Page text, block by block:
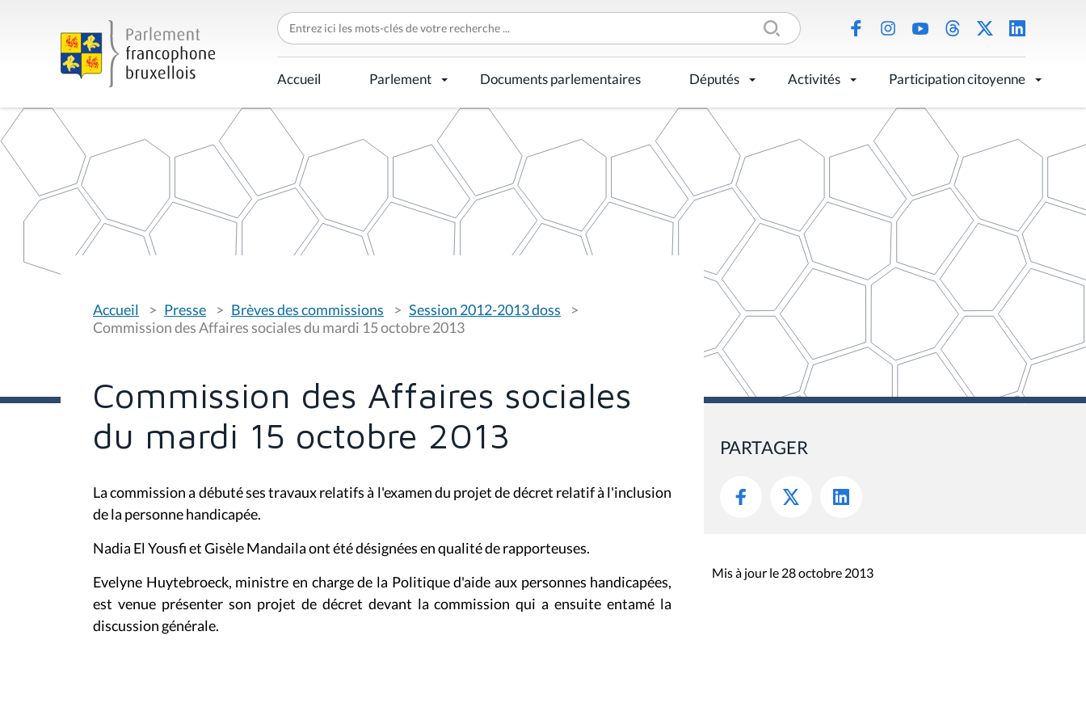
C
h
e
r
c
h
r
p
Accueil Parlement Documents parlementaires Députés Activités Participation citoyenne
o
u
s
s
i
:
Accueil Presse Brèves des commissions
Session 2012-2013 doss
Commission des Affaires sociales du mardi 15 octobre 2013
Commission des Affaires sociales
du mardi 15 octobre 2013
La commission a débuté ses travaux relatifs à l'examen du projet de décret relatif à l'inclusion
de la personne handicapée.
Nadia El Yousfi et Gisèle Mandaila ont été désignées en qualité de rapporteuses.
Evelyne Huytebroeck, ministre en charge de la Politique d'aide aux personnes handicapées,
est venue présenter son projet de décret devant la commission qui a ensuite entamé la
discussion générale.
PARTAGER
Mis à jour le 28 octobre 2013